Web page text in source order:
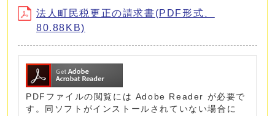
法人町民税更正の請求書(PDF形式、
80.88KB)
PDFファイルの閲覧には Adobe Reader が必要で
す。同ソフトがインストールされていない場合に